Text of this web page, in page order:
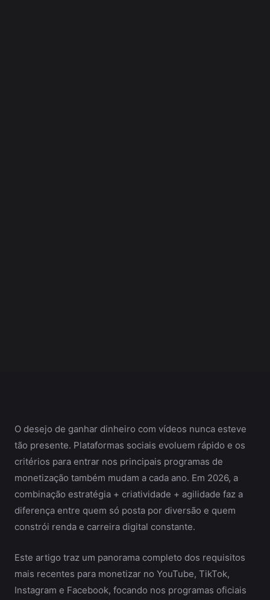
O desejo de ganhar dinheiro com vídeos nunca esteve
tão presente. Plataformas sociais evoluem rápido e os
critérios para entrar nos principais programas de
monetização também mudam a cada ano. Em 2026, a
combinação estratégia + criatividade + agilidade faz a
diferença entre quem só posta por diversão e quem
constrói renda e carreira digital constante.
Este artigo traz um panorama completo dos requisitos
mais recentes para monetizar no YouTube, TikTok,
Instagram e Facebook, focando nos programas oficiais